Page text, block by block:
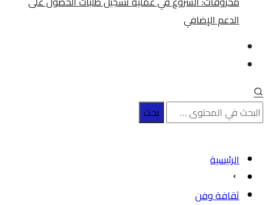
الدعم الإضافي
الرئيسية
ثقافة وفن